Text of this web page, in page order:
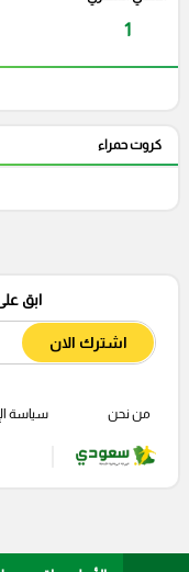
1
كروت حمراء
ابق
اشترك الان
من نحن سياسة